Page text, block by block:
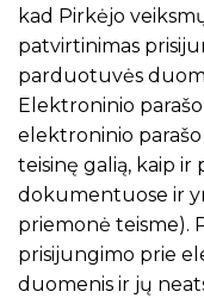
kad Pirkėjo
patvirtinimas
parduotuvės
Elektroninio
elektroninio parašo
teisinę galią, kaip ir
dokumentuose ir
priemonė teisme).
prisijungimo prie
duomenis ir jų